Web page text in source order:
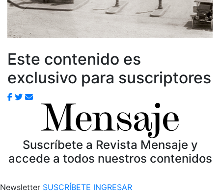
Este contenido es
exclusivo para suscriptores
Suscríbete a Revista Mensaje y
accede a todos nuestros contenidos
Newsletter SUSCRÍBETE INGRESAR